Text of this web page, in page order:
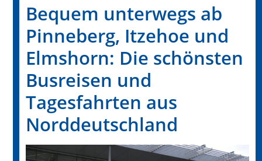
Bequem unterwegs ab
Pinneberg, Itzehoe und
Elmshorn: Die schönsten
Busreisen und
Tagesfahrten aus
Norddeutschland